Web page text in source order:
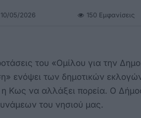
10/05/2026 150 Εμφανίσεις
του «Ομίλου για την
ενόψει των δημοτικών
η Κως να αλλάξει πορεία. Ο
του νησιού μας.